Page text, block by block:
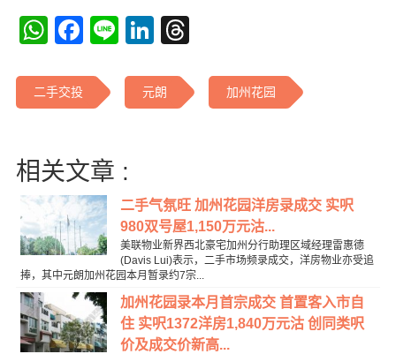
WhatsApp
Facebook
LineLinkedIn
二手交投 元朗 加州花园
相关文章 :
二手气氛旺 加州花园洋房录成交 实呎
980双号屋1,150万元沽...
美联物业新界西北豪宅加州分行助理区域经理雷惠德
(Davis Lui)表示，二手市场频录成交，洋房物业亦受追
捧，其中元朗加州花园本月暂录约7宗...
加州花园录本月首宗成交 首置客入市自
住 实呎1372洋房1,840万元沽 创同类呎
价及成交价新高...